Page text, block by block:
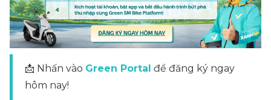
📩 Nhấn vào Green Portal để đăng ký ngay
hôm nay!